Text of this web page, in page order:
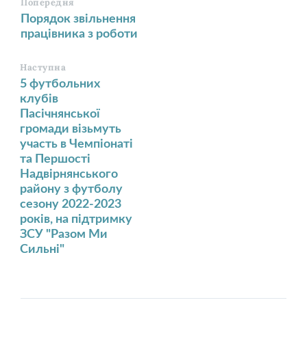
Попередня
Порядок звільнення
працівника з роботи
Наступна
5 футбольних
клубів
Пасічнянської
громади візьмуть
участь в Чемпіонаті
та Першості
Надвірнянського
району з футболу
сезону 2022-2023
років, на підтримку
ЗСУ "Разом Ми
Сильні"